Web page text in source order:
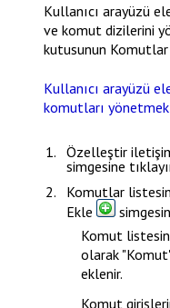
Kullanıcı arayüzü
ve komut dizilerini
kutusunun Komutlar
Kullanıcı arayüzü
komutları yönetmek
Özelleştir
simgesine
Komutlar
Ekle
Komut
olarak
eklenir.
Komut